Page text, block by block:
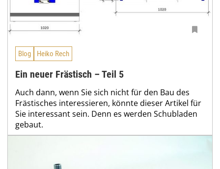
Blog Heiko Rech
Ein neuer Frästisch – Teil 5
Auch dann, wenn Sie sich nicht für den Bau des
Frästisches interessieren, könnte dieser Artikel für
Sie interessant sein. Denn es werden Schubladen
gebaut.